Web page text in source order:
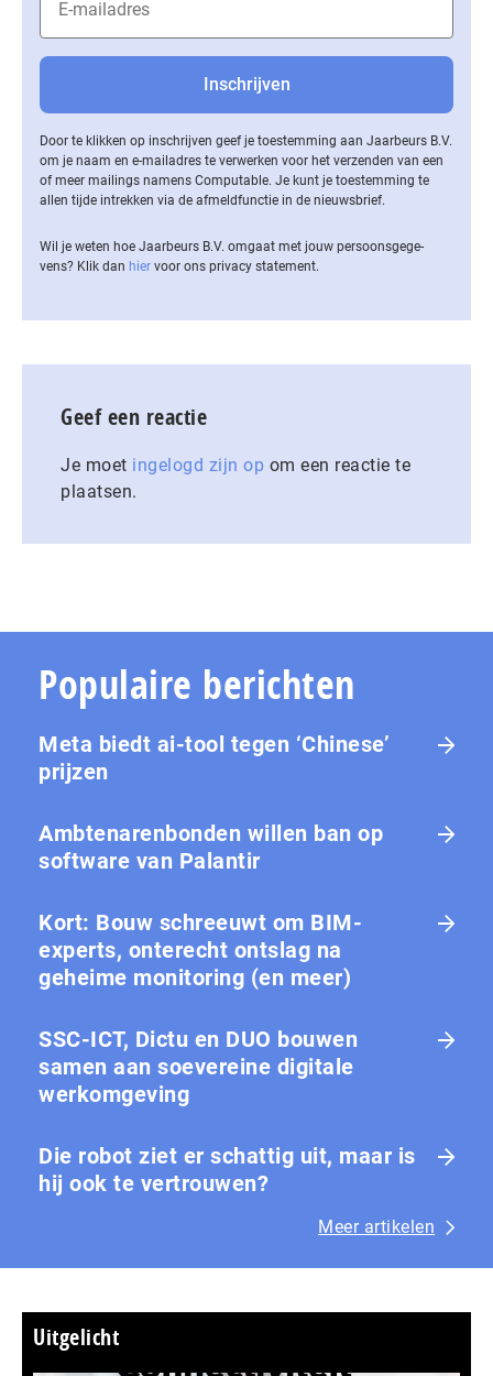
Door te klikken op inschrijven geef je toestemming aan Jaarbeurs B.V.
om je naam en e-mailadres te verwerken voor het verzenden van een
of meer mailings namens Computable. Je kunt je toestemming te
allen tijde intrekken via de af­meld­func­tie in de nieuwsbrief.
Wil je weten hoe Jaarbeurs B.V. omgaat met jouw per­soons­ge­ge­
vens? Klik dan hier voor ons privacy statement.
Geef een reactie
Je moet ingelogd zijn op om een reactie te
plaatsen.
Populaire berichten
Meta biedt ai-tool tegen ‘Chinese’
prijzen
Ambtenarenbonden willen ban op
software van Palantir
Kort: Bouw schreeuwt om BIM-
experts, onterecht ontslag na
geheime monitoring (en meer)
SSC-ICT, Dictu en DUO bouwen
samen aan soevereine digitale
werkomgeving
Die robot ziet er schattig uit, maar is
hij ook te vertrouwen?
Meer artikelen
Uitgelicht